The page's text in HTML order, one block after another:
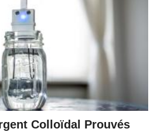
Colloïdal Prouvés